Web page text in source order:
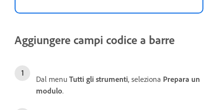
Aggiungere campi codice a barre
Dal menu Tutti gli strumenti, seleziona Prepara un
modulo.